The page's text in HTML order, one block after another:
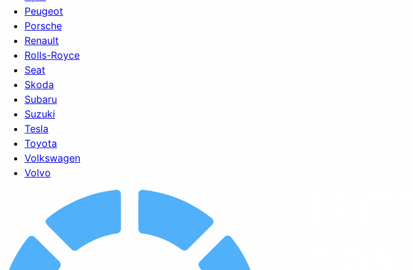
Peugeot
Porsche
Renault
Rolls-Royce
Seat
Skoda
Subaru
Suzuki
Tesla
Toyota
Volkswagen
Volvo